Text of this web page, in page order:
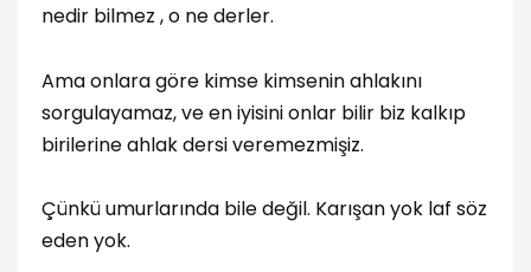
nedir bilmez , o ne derler.
Ama onlara göre kimse kimsenin ahlakını
sorgulayamaz, ve en iyisini onlar bilir biz kalkıp
birilerine ahlak dersi veremezmişiz.
Çünkü umurlarında bile değil. Karışan yok laf söz
eden yok.